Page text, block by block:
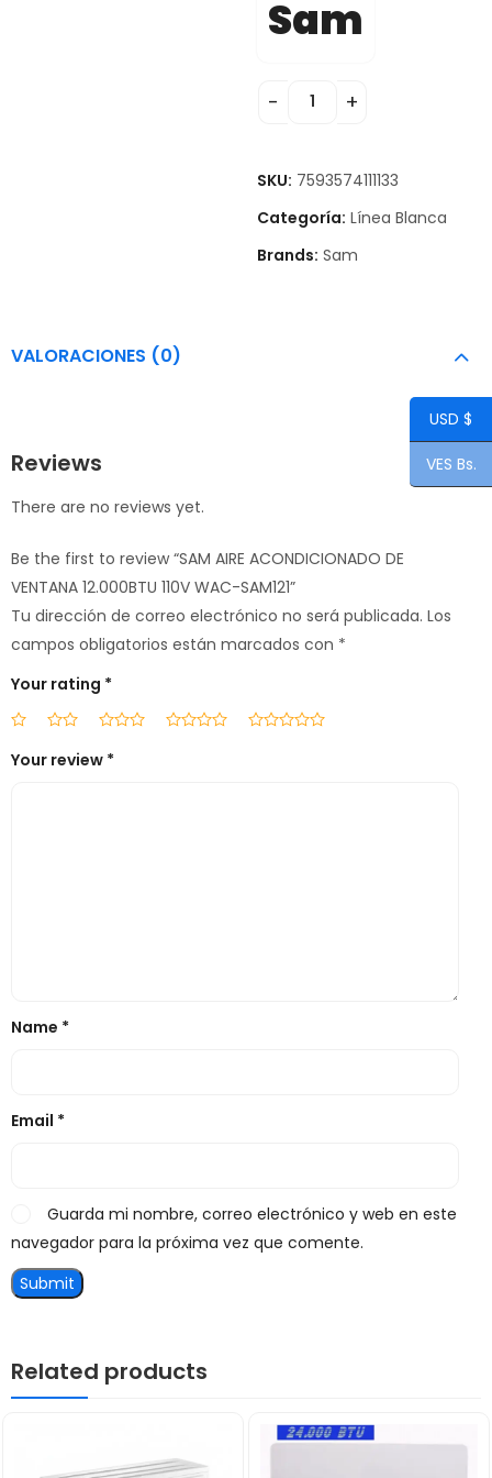
Sam
SKU: 7593574111133
Categoría: Línea Blanca
Brands: Sam
VALORACIONES (0)
Reviews
There are no reviews yet.
Be the first to review “SAM AIRE ACONDICIONADO DE
VENTANA 12.000BTU 110V WAC-SAM121”
Tu dirección de correo electrónico no será publicada. Los
campos obligatorios están marcados con *
Your rating *
Your review *
Name *
Email *
Guarda mi nombre, correo electrónico y web en este
navegador para la próxima vez que comente.
Related products
USD $
VES Bs.